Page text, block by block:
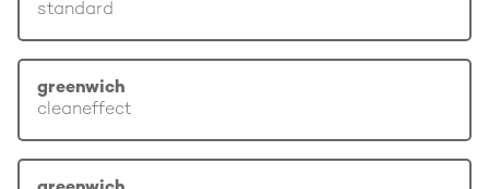
standard
greenwich
cleaneffect